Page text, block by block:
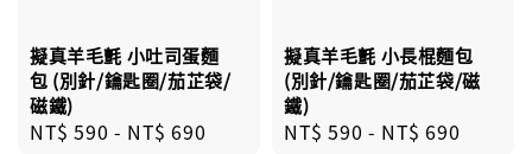
擬真羊毛氈 小吐司蛋麵
包 (別針/鑰匙圈/茄芷袋/
磁鐵)
Regular
NT$ 590 - NT$ 690
擬真羊毛氈 小長棍麵包
(別針/鑰匙圈/茄芷袋/磁
鐵)
Regular
NT$ 590 - NT$ 690